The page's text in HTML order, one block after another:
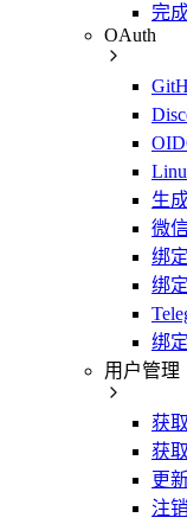
完
OAuth
生
微
绑
绑
绑
用户管理
获
获
更
注